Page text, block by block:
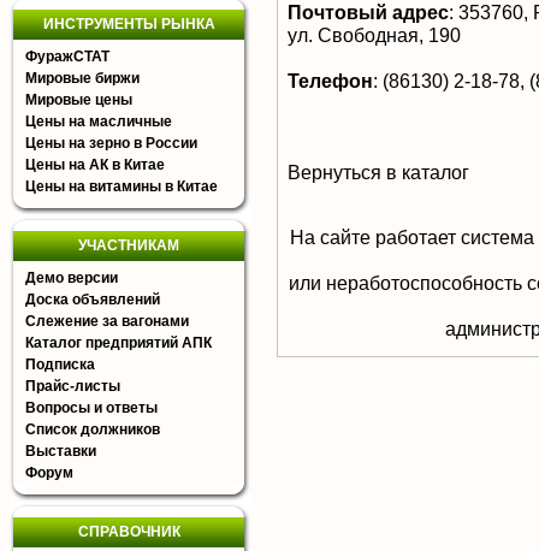
ИНСТРУМЕНТЫ РЫНКА
ФуражСТАТ
Мировые биржи
Мировые цены
Цены на масличные
Цены на зерно в России
Цены на АК в Китае
Цены на витамины в Китае
УЧАСТНИКАМ
Демо версии
Доска объявлений
Слежение за вагонами
Каталог предприятий АПК
Подписка
Прайс-листы
Вопросы и ответы
Список должников
Выставки
Форум
СПРАВОЧНИК
Почтовый адрес: 353760,
ул. Свободная, 190
Телефон: (86130) 2-18-78,
Вернуться в каталог
На сайте работает
или неработоспособность